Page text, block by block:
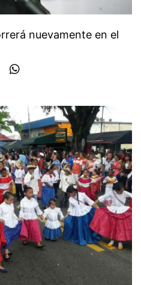
nuevamente en el